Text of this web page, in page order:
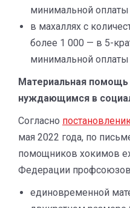
минимальной оплаты
в махаллях с
более 1 000 — в 5-
минимальной оплаты
Материальная
нуждающимся в
Согласно
мая 2022 года, по
помощников хокимов
Федерации профсоюзов
единовременной